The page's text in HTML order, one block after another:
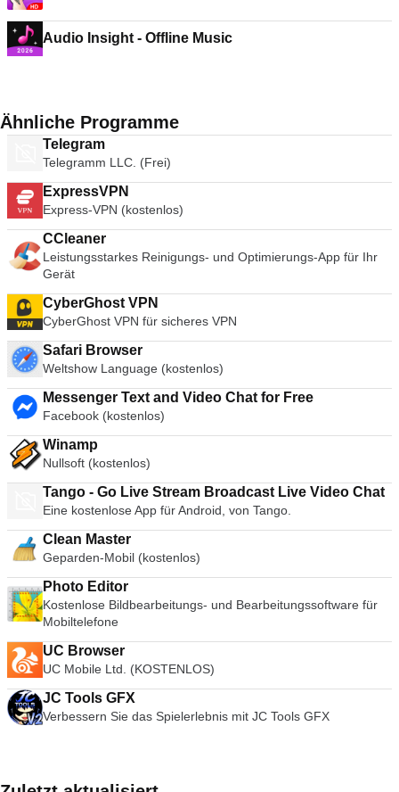
Audio Insight - Offline Music
Ähnliche Programme
Telegram
Telegramm LLC. (Frei)
ExpressVPN
Express-VPN (kostenlos)
CCleaner
Leistungsstarkes Reinigungs- und Optimierungs-App für Ihr
Gerät
CyberGhost VPN
CyberGhost VPN für sicheres VPN
Safari Browser
Weltshow Language (kostenlos)
Messenger Text and Video Chat for Free
Facebook (kostenlos)
Winamp
Nullsoft (kostenlos)
Tango - Go Live Stream Broadcast Live Video Chat
Eine kostenlose App für Android, von Tango.
Clean Master
Geparden-Mobil (kostenlos)
Photo Editor
Kostenlose Bildbearbeitungs- und Bearbeitungssoftware für
Mobiltelefone
UC Browser
UC Mobile Ltd. (KOSTENLOS)
JC Tools GFX
Verbessern Sie das Spielerlebnis mit JC Tools GFX